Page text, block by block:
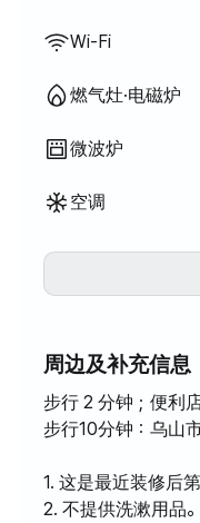
Wi-Fi
燃气灶·电磁炉
微波炉
空调
周边及补充信息
步行 2 分钟；便利
步行10分钟：乌山
1. 这是最近装修后
2. 不提供洗漱用品。